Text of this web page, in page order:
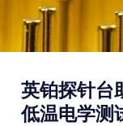
英铂探针台
低温电学测